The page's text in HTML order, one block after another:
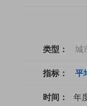
类型： 城
指标： 平
时间： 年